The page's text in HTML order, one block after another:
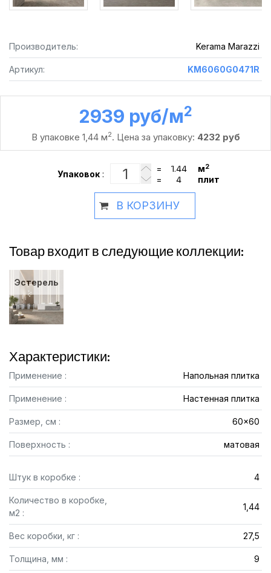
Производитель: Kerama Marazzi
Артикул: KM6060G0471R
2939 руб /м2
В упаковке 1,44 м2. Цена за упаковку: 4232 руб
Упаковок :
= м2
= плит
В КОРЗИНУ
Товар входит в следующие коллекции:
Эстерель
Характеристики:
Применение : Напольная плитка
Применение : Настенная плитка
Размер, см : 60x60
Поверхность : матовая
Штук в коробке : 4
Количество в коробке,
м2 :
1,44
Вес коробки, кг : 27,5
Толщина, мм : 9